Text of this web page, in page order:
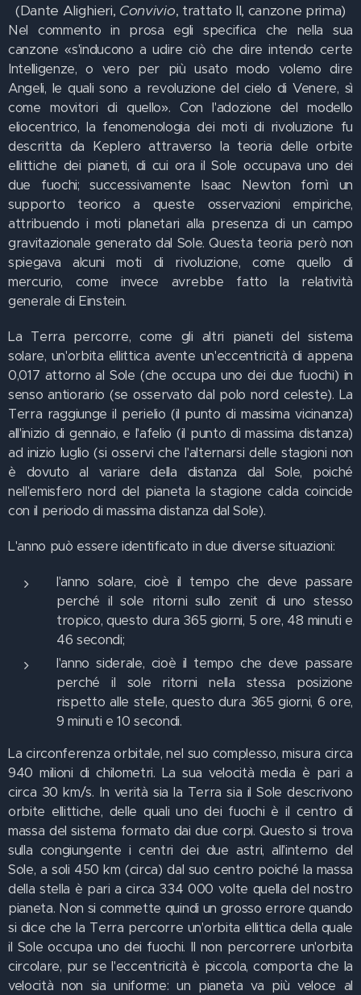
(Dante Alighieri, Convivio, trattato II, canzone prima)
Nel commento in prosa egli specifica che nella sua
canzone «s'inducono a udire ciò che dire intendo certe
Intelligenze, o vero per più usato modo volemo dire
Angeli, le quali sono a revoluzione del cielo di Venere, sì
come movitori di quello». Con l'adozione del modello
eliocentrico, la fenomenologia dei moti di rivoluzione fu
descritta da Keplero attraverso la teoria delle orbite
ellittiche dei pianeti, di cui ora il Sole occupava uno dei
due fuochi; successivamente Isaac Newton fornì un
supporto teorico a queste osservazioni empiriche,
attribuendo i moti planetari alla presenza di un campo
gravitazionale generato dal Sole. Questa teoria però non
spiegava alcuni moti di rivoluzione, come quello di
mercurio, come invece avrebbe fatto la relatività
generale di Einstein.
La Terra percorre, come gli altri pianeti del sistema
solare, un'orbita ellittica avente un'eccentricità di appena
0,017 attorno al Sole (che occupa uno dei due fuochi) in
senso antiorario (se osservato dal polo nord celeste). La
Terra raggiunge il perielio (il punto di massima vicinanza)
all'inizio di gennaio, e l'afelio (il punto di massima distanza)
ad inizio luglio (si osservi che l'alternarsi delle stagioni non
è dovuto al variare della distanza dal Sole, poiché
nell'emisfero nord del pianeta la stagione calda coincide
con il periodo di massima distanza dal Sole).
L'anno può essere identificato in due diverse situazioni:
l'anno solare, cioè il tempo che deve passare
perché il sole ritorni sullo zenit di uno stesso
tropico, questo dura 365 giorni, 5 ore, 48 minuti e
46 secondi;
l'anno siderale, cioè il tempo che deve passare
perché il sole ritorni nella stessa posizione
rispetto alle stelle, questo dura 365 giorni, 6 ore,
9 minuti e 10 secondi.
La circonferenza orbitale, nel suo complesso, misura circa
940 milioni di chilometri. La sua velocità media è pari a
circa 30 km/s. In verità sia la Terra sia il Sole descrivono
orbite ellittiche, delle quali uno dei fuochi è il centro di
massa del sistema formato dai due corpi. Questo si trova
sulla congiungente i centri dei due astri, all'interno del
Sole, a soli 450 km (circa) dal suo centro poiché la massa
della stella è pari a circa 334 000 volte quella del nostro
pianeta. Non si commette quindi un grosso errore quando
si dice che la Terra percorre un'orbita ellittica della quale
il Sole occupa uno dei fuochi. Il non percorrere un'orbita
circolare, pur se l'eccentricità è piccola, comporta che la
velocità non sia uniforme: un pianeta va più veloce al